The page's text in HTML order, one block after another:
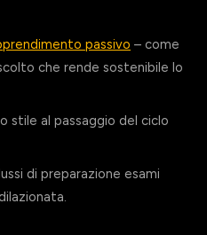
passivo – come
che rende sostenibile lo
stile al passaggio del ciclo
di preparazione esami